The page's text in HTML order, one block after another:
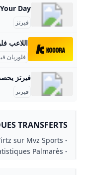
Day
فيرتز
فلوريان
فيرتز
TRANSFERTS
sur Mvz Sports -
Palmarès -